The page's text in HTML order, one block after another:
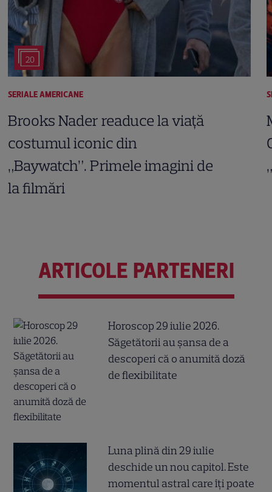
20
SERIALE AMERICANE
Brooks Nader readuce la viață
costumul iconic din
„Baywatch”. Primele imagini de
la filmări
ARTICOLE PARTENERI
Horoscop 29 iulie 2026.
Săgetătorii au șansa de a
descoperi că o anumită doză
de flexibilitate
Luna plină din 29 iulie
deschide un nou capitol. Este
momentul astral care îți poate